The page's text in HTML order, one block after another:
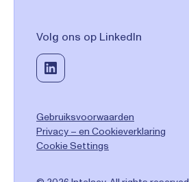
Volg ons op LinkedIn
Gebruiksvoorwaarden
Privacy – en Cookieverklaring
Cookie Settings